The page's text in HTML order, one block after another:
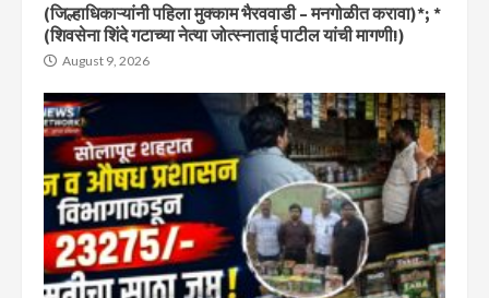
(जिल्हाधिकाऱ्यांनी पहिला मुक्काम भैरववाडी – मनगोळीत करावा)*; *
(शिवसेना शिंदे गटाच्या नेत्या जोत्स्नाताई पाटील यांची मागणी!)
August 9, 2026